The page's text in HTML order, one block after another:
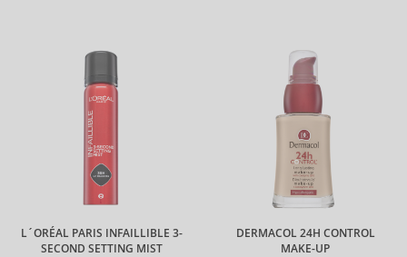
L´ORÉAL PARIS INFAILLIBLE 3-
SECOND SETTING MIST
DERMACOL 24H CONTROL
MAKE-UP